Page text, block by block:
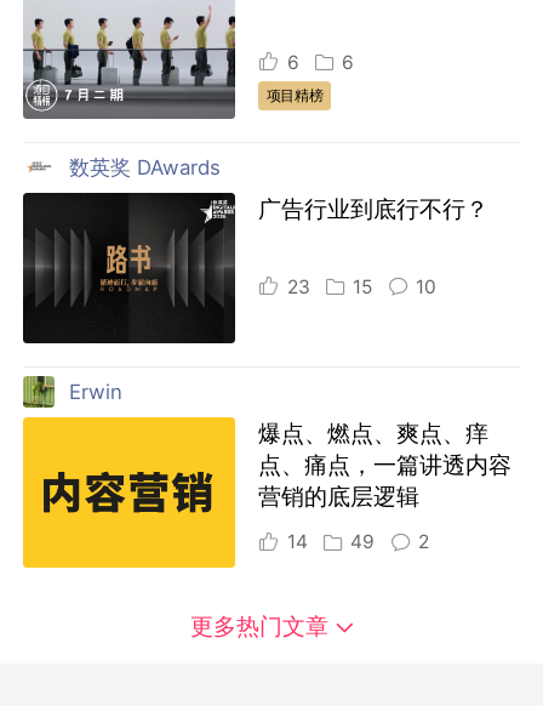
6 6
项目精榜
数英奖 DAwards
广告行业到底行不行？
23 15 10
Erwin
爆点、燃点、爽点、痒
点、痛点，一篇讲透内容
营销的底层逻辑
14 49 2
更多热门文章